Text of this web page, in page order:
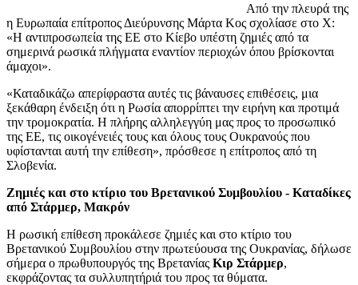
Από την πλευρά της
η Ευρωπαία επίτροπος Διεύρυνσης Μάρτα Κος σχολίασε στο Χ:
«Η αντιπροσωπεία της ΕΕ στο Κίεβο υπέστη ζημιές από τα
σημερινά ρωσικά πλήγματα εναντίον περιοχών όπου βρίσκονται
άμαχοι».
«Καταδικάζω απερίφραστα αυτές τις βάναυσες επιθέσεις, μια
ξεκάθαρη ένδειξη ότι η Ρωσία απορρίπτει την ειρήνη και προτιμά
την τρομοκρατία. Η πλήρης αλληλεγγύη μας προς το προσωπικό
της ΕΕ, τις οικογένειές τους και όλους τους Ουκρανούς που
υφίστανται αυτή την επίθεση», πρόσθεσε η επίτροπος από τη
Σλοβενία.
Ζημιές και στο κτίριο του Βρετανικού Συμβουλίου - Καταδίκες
από Στάρμερ, Μακρόν
Η ρωσική επίθεση προκάλεσε ζημιές και στο κτίριο του
Βρετανικού Συμβουλίου στην πρωτεύουσα της Ουκρανίας, δήλωσε
σήμερα ο πρωθυπουργός της Βρετανίας Κιρ Στάρμερ,
εκφράζοντας τα συλλυπητήριά του προς τα θύματα.